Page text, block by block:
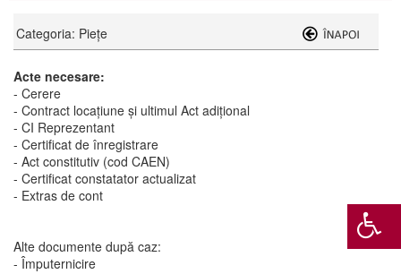
Categoria: Piețe
Acte necesare:
- Cerere
- Contract locațiune și ultimul Act adițional
- CI Reprezentant
- Certificat de înregistrare
- Act constitutiv (cod CAEN)
- Certificat constatator actualizat
- Extras de cont
Alte documente după caz:
- Împuternicire